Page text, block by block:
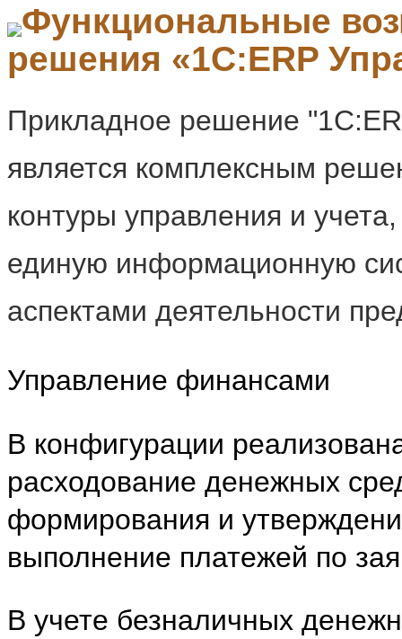
Функциональные
решения «1С:ERP
Прикладное решение
является комплексным
контуры управления и
единую информационную
аспектами деятельности
Управление финансами
В конфигурации
расходование денежных
формирования и
выполнение платежей по
В учете безналичных